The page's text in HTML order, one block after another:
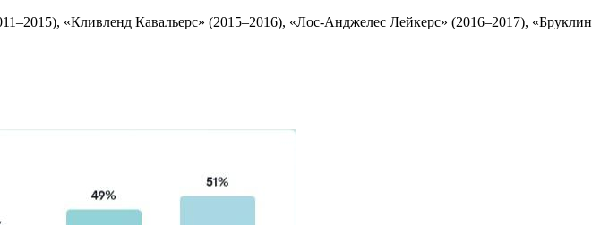
«Кливленд Кавальерс» (2015–2016), «Лос-Анджелес Лейкерс» (2016–2017), «Бруклин